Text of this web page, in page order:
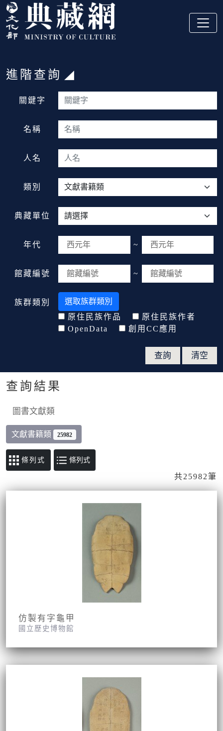
跳到主要內容
:::
:::
進階查詢
關鍵字
名稱
人名
類別
典藏單位
年代 ~
館藏編號 ~
族群類別
選取族群類別
原住民族作品
原住民族作者
OpenData
創用CC應用
查詢結果
圖書文獻類
文獻書籍類 25982
條列式
共25982筆
仿製有字龜甲
國立歷史博物館